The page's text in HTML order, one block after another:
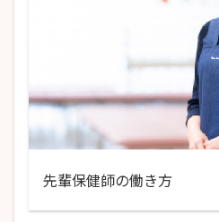
先輩保健師の働き方